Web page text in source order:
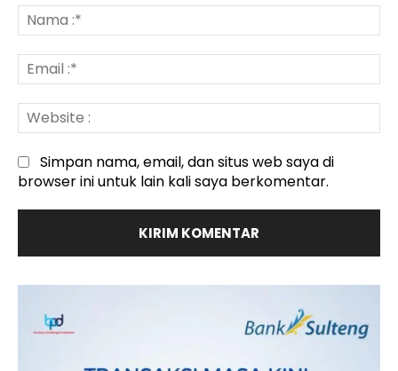
:*
:*
:
Simpan nama, email, dan situs web saya di
browser ini untuk lain kali saya berkomentar.